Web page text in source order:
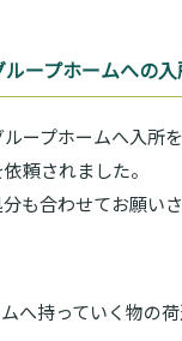
ープホームへの入
ープホームへ入所
頼されました。
も合わせてお願いさ
へ持っていく物の荷